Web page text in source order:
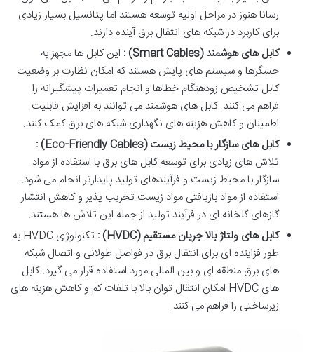
رسانا هنوز در مراحل اولیه توسعه هستند اما پتانسیل بسیار زیادی
برای کاربرد در شبکه های انتقال برق آینده دارند.
کابل های هوشمند(Smart Cables)
: این کابل ها مجهز به
حسگرها و سیستم های پایش هستند که امکان نظارت بر وضعیت
کابل تشخیص زودهنگام خطاها و انجام تعمیرات پیشگیرانه را
فراهم می کنند. کابل های هوشمند می توانند به افزایش قابلیت
اطمینان و کاهش هزینه های نگهداری شبکه های برق کمک کنند.
کابل های سازگار با محیط زیست(Eco-Friendly Cables)
:
تلاش های زیادی برای توسعه کابل های برق با استفاده از مواد
سازگار با محیط زیست و فرآیندهای تولید پایدارتر انجام می شود.
استفاده از مواد بازیافتی مواد زیست تخریب پذیر و کاهش انتشار
گازهای گلخانه ای در فرآیند تولید از جمله این تلاش ها هستند.
کابل های ولتاژ بالا جریان مستقیم(HVDC)
:
تکنولوژی HVDC به
طور فزاینده ای برای انتقال برق در فواصل طولانی و اتصال شبکه
های برق منطقه ای و بین المللی مورد استفاده قرار می گیرد. کابل
های HVDC امکان انتقال توان بالا با تلفات کم و کاهش هزینه های
زیرساختی را فراهم می کنند.